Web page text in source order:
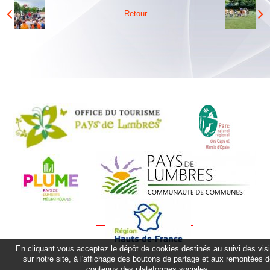
Albums
Vidéos
Retour
En cliquant vous acceptez le dépôt de cookies destinés au suivi des
sur notre site, à l'affichage des boutons de partage et aux remontées